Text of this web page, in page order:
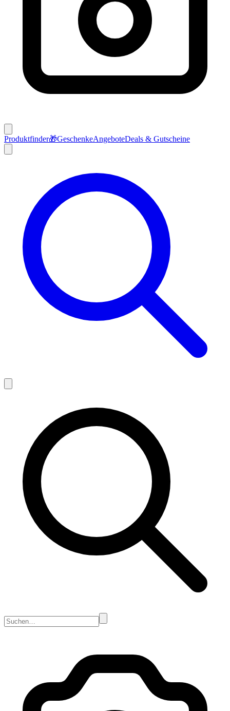
Produktfinder🎁GeschenkeAngeboteDeals & Gutscheine